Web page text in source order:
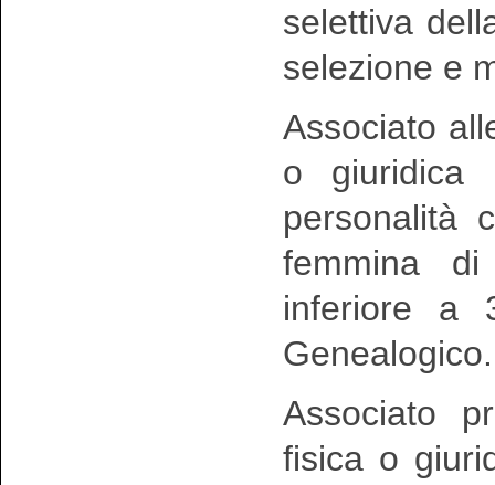
selettiva
selezione e
Associato
o giuridica
personalità
femmina
inferiore a
Genealogico.
Associato
fisica o